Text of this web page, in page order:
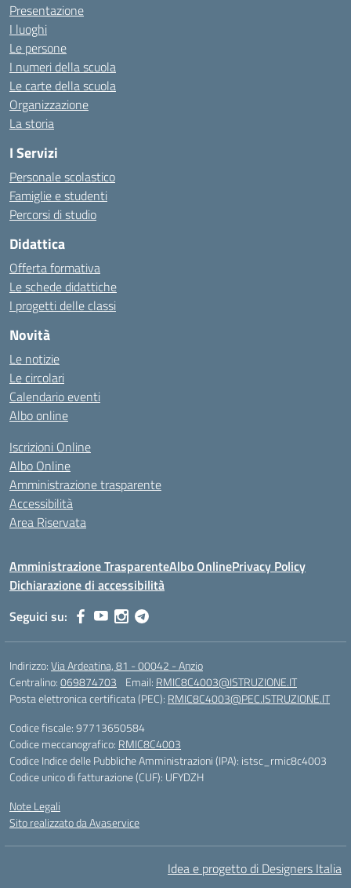
Presentazione
I luoghi
Le persone
I numeri della scuola
Le carte della scuola
Organizzazione
La storia
I Servizi
Personale scolastico
Famiglie e studenti
Percorsi di studio
Didattica
Offerta formativa
Le schede didattiche
I progetti delle classi
Novità
Le notizie
Le circolari
Calendario eventi
Albo online
Iscrizioni Online
Albo Online
Amministrazione trasparente
Accessibilità
Area Riservata
Amministrazione TrasparenteAlbo OnlinePrivacy Policy
Dichiarazione di accessibilità
Seguici su:
Indirizzo:Via Ardeatina, 81 - 00042 - Anzio
Centralino:069874703 Email: RMIC8C4003@ISTRUZIONE.IT
Posta elettronica certificata (PEC): RMIC8C4003@PEC.ISTRUZIONE.IT
Codice fiscale: 97713650584
Codice meccanografico: RMIC8C4003
Codice Indice delle Pubbliche Amministrazioni (IPA): istsc_rmic8c4003
Codice unico di fatturazione (CUF): UFYDZH
Note Legali
Sito realizzato da Avaservice
Idea e progetto di Designers Italia